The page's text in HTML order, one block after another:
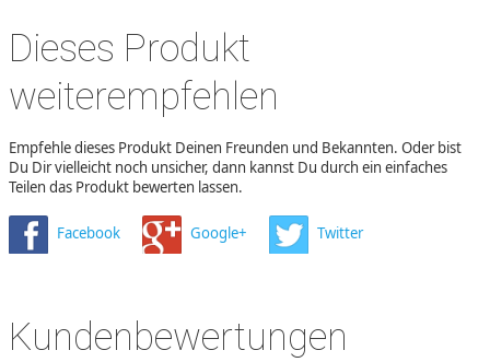
Dieses Produkt
weiterempfehlen
Empfehle dieses Produkt Deinen Freunden und Bekannten. Oder bist
Du Dir vielleicht noch unsicher, dann kannst Du durch ein einfaches
Teilen das Produkt bewerten lassen.
Facebook Google+ Twitter
Kundenbewertungen